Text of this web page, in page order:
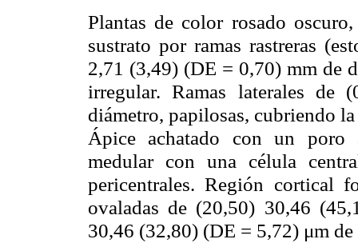
Plantas de color rosado
sustrato por ramas rastreras
2,71 (3,49) (DE = 0,70) mm de
irregular. Ramas laterales
diámetro, papilosas, cubriendo
Ápice achatado con un poro
medular con una célula
pericentrales. Región cortical
ovaladas de (20,50) 30,46
30,46 (32,80) (DE = 5,72) μm